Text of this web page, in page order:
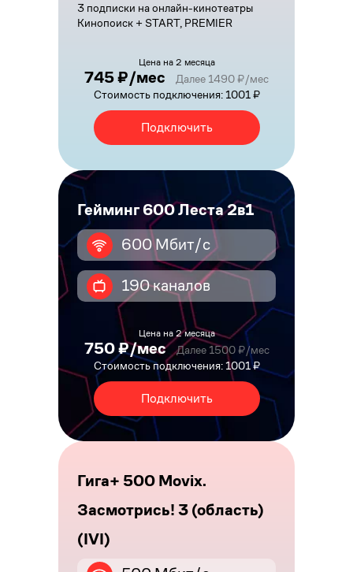
3 подписки на онлайн-кинотеатры
Кинопоиск + START, PREMIER
Цена на 2 месяца
745 ₽/мес
Далее 1490 ₽/мес
Стоимость подключения: 1001 ₽
Подключить
Гейминг 600 Леста 2в1
600 Мбит/с
190 каналов
Цена на 2 месяца
750 ₽/мес
Далее 1500 ₽/мес
Стоимость подключения: 1001 ₽
Подключить
Гига+ 500 Movix.
Засмотрись! 3 (область)
(IVI)